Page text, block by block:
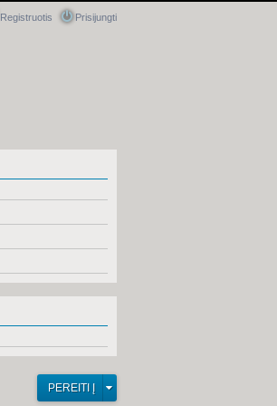
Prisijungti
Registruotis
PEREITI Į